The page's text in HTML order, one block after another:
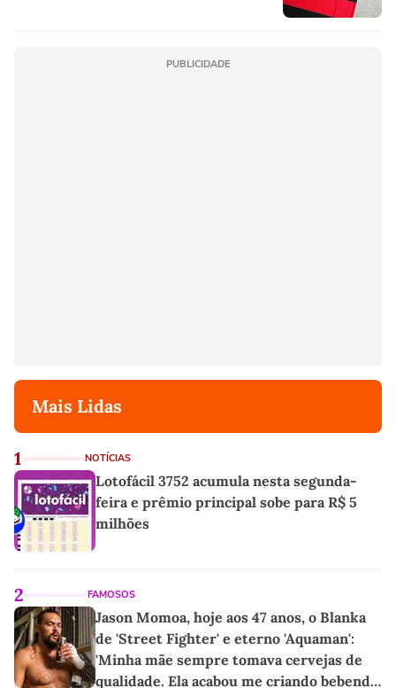
PUBLICIDADE
Mais Lidas
1 NOTÍCIAS
Lotofácil 3752 acumula nesta segunda-
feira e prêmio principal sobe para R$ 5
milhões
2 FAMOSOS
Jason Momoa, hoje aos 47 anos, o Blanka
de 'Street Fighter' e eterno 'Aquaman':
'Minha mãe sempre tomava cervejas de
qualidade. Ela acabou me criando bebendo